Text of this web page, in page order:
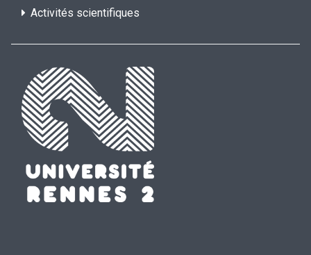
Activités scientifiques